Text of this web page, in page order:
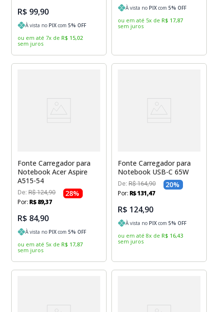
R$ 99,90
À vista noPIX com5% OFF
ou em até 7x de R$ 15,02
sem juros
À vista no PIX com 5% OFF
ou em até 5x de R$ 17,87
sem juros
Fonte Carregador para
Notebook Acer Aspire
A515-54
De:R$ 124,90 28%
Por: R$ 89,37
R$ 84,90
À vista noPIX com5% OFF
ou em até 5x de R$ 17,87
sem juros
Fonte Carregador para
Notebook USB-C 65W
De: R$ 164,90 20%
Por: R$131,47
R$ 124,90
À vista no PIX com 5% OFF
ou em até 8x de R$ 16,43
sem juros